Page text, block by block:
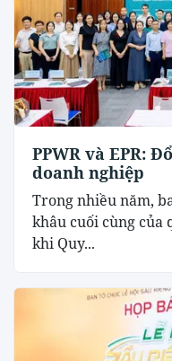
PPWR và EPR:
doanh nghiệp
Trong nhiều năm,
khâu cuối cùng của
khi Quy...